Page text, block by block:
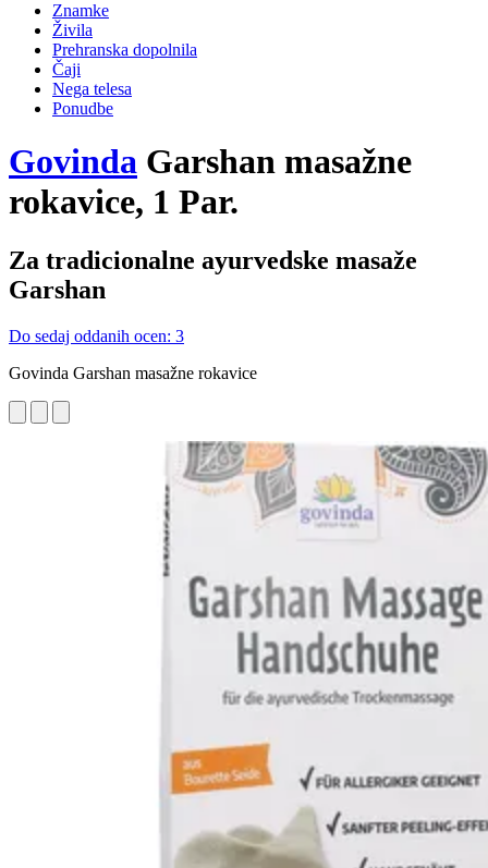
Znamke
Živila
Prehranska dopolnila
Čaji
Nega telesa
Ponudbe
Govinda Garshan masažne
rokavice, 1 Par.
Za tradicionalne ayurvedske masaže
Garshan
Do sedaj oddanih ocen: 3
Govinda Garshan masažne rokavice